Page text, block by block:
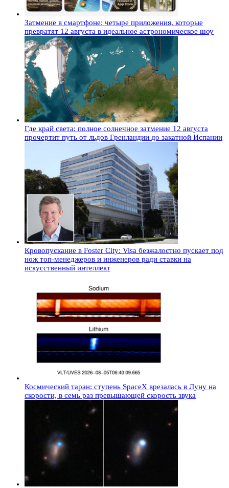
Затмение в смартфоне: четыре приложения, которые
превратят 12 августа в идеальное астрономическое шоу
Где край света: полное солнечное затмение 12 августа
прочертит путь от льдов Гренландии до закатной Испании
Кровопускание в Foster City: Visa безжалостно пускает под
нож топ-менеджеров и инженеров ради ставки на
искусственный интеллект
Космический таран: ступень SpaceX врезалась в Луну на
скорости, в семь раз превышающей скорость звука